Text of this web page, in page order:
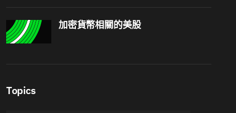
加密貨幣相關的美股
Topics